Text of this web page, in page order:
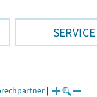
SERVICE
|